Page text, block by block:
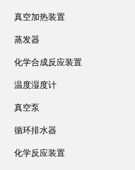
真空加热装置
蒸发器
化学合成反应装置
温度湿度计
真空泵
循环排水器
化学反应装置